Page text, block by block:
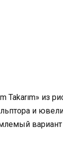
Takarım» из
и